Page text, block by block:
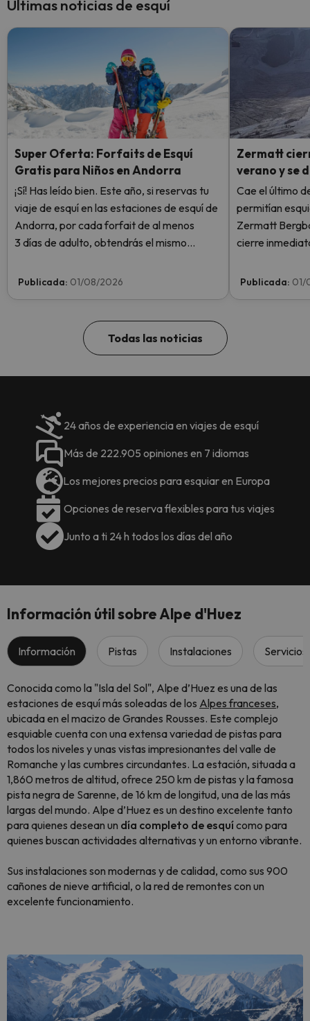
Últimas noticias de esquí
Super Oferta: Forfaits de Esquí
Gratis para Niños en Andorra
¡Sí! Has leído bien. Este año, si reservas tu
viaje de esquí en las estaciones de esquí de
Andorra, por cada forfait de al menos
3 días de adulto, obtendrás el mismo
totalmente GRATIS. Entra e infórmate
Publicada: 01/08/2026
Zermatt
verano y se
Cae el último
permitían
Zermatt
cierre
sin llegar
Publicada: 01/
Todas las noticias
24 años de experiencia en viajes de esquí
Más de 222.905 opiniones en 7 idiomas
Los mejores precios para esquiar en Europa
Opciones de reserva flexibles para tus viajes
Junto a ti 24 h todos los días del año
Información útil sobre Alpe d'Huez
Información Pistas Instalaciones Servicios
Conocida como la "Isla del Sol", Alpe d’Huez es una de las
estaciones de esquí más soleadas de los Alpes franceses,
ubicada en el macizo de Grandes Rousses. Este complejo
esquiable cuenta con una extensa variedad de pistas para
todos los niveles y unas vistas impresionantes del valle de
Romanche y las cumbres circundantes. La estación, situada a
1,860 metros de altitud, ofrece 250 km de pistas y la famosa
pista negra de Sarenne, de 16 km de longitud, una de las más
largas del mundo. Alpe d’Huez es un destino excelente tanto
para quienes desean un día completo de esquícomo para
quienes buscan actividades alternativas y un entorno vibrante.
Sus instalaciones son modernas y de calidad, como sus 900
cañones de nieve artificial, o la red de remontes con un
excelente funcionamiento.